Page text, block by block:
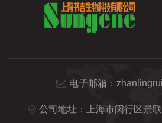
电子邮箱：
公司地址：上海市闵行区景